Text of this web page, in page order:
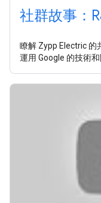
社群故事：
瞭解 Zypp Electric 的
運用 Google 的技術